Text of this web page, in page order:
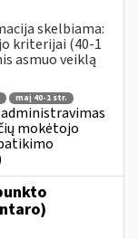
skelbiama:
kriterijai (40-1
asmuo veiklą
maį 40-1 str.
mokėtojo